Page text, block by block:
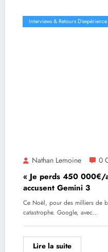
Interviews & Retours D’expérience
Nathan Lemoine 0
« Je perds 450 000€/
accusent Gemini 3
Ce Noël, pour des milliers de
catastrophe. Google, avec…
Lire la suite